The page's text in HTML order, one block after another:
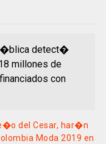
detect�
millones de
con
del Cesar, har�n
Moda 2019 en